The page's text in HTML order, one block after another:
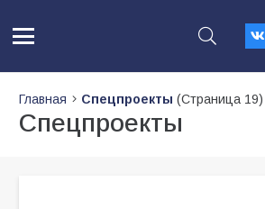
Главная Спецпроекты (Страница 19)
Спецпроекты